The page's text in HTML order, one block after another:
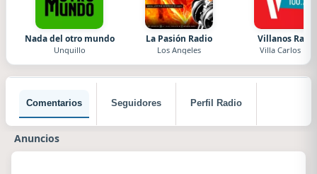
Nada del otro mundo
Unquillo
La Pasión Radio
Los Angeles
Villanos
Villa Carlos Paz
Comentarios Seguidores Perfil Radio
Anuncios